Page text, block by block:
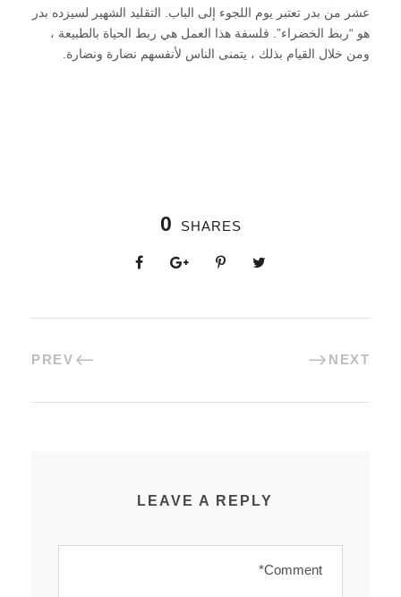
عشر من بدر تعتبر يوم اللجوء إلى الباب. التقليد الشهير لسيزده بدر
هو “ربط الخضراء”. فلسفة هذا العمل هي ربط الحياة بالطبيعة ،
ومن خلال القيام بذلك ، يتمنى الناس لأنفسهم نضارة ونضارة.
0 SHARES
PREV NEXT
LEAVE A REPLY